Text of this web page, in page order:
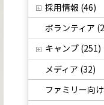
採用情報 (46)
ボランティア
キャンプ (251)
メディア (32)
ファミリー向